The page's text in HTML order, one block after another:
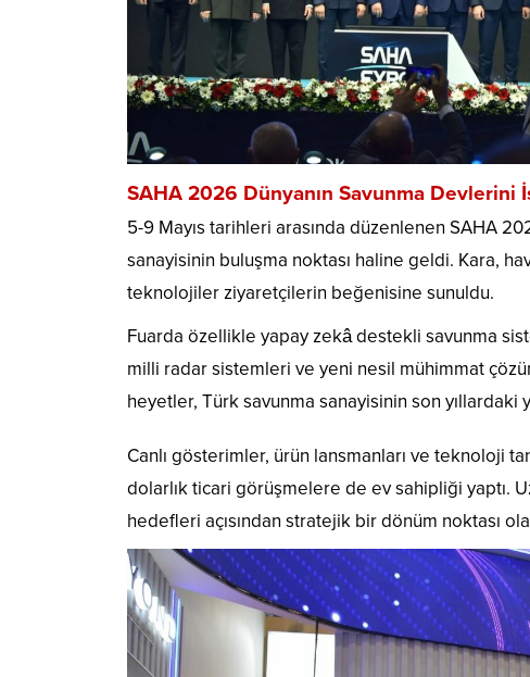
SAHA 2026 Dünyanın Savunma Devlerini
5-9 Mayıs tarihleri arasında düzenlenen SAHA
sanayisinin buluşma noktası haline geldi. Kara,
teknolojiler ziyaretçilerin beğenisine sunuldu.
Fuarda özellikle yapay zekâ destekli savunma
milli radar sistemleri ve yeni nesil mühimmat
heyetler, Türk savunma sanayisinin son yıllardaki
Canlı gösterimler, ürün lansmanları ve teknoloji
dolarlık ticari görüşmelere de ev sahipliği yaptı.
hedefleri açısından stratejik bir dönüm noktası